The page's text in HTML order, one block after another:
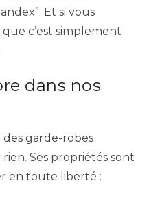
Et si vous
que c’est simplement
dans nos
des garde-robes
rien. Ses propriétés sont
en toute liberté :